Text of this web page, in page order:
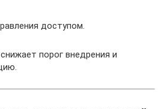
доступом.
порог внедрения и